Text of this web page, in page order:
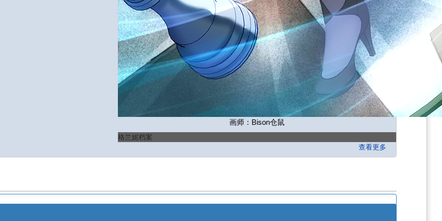
画师：Bison仓鼠
格兰妮档案
查看更多